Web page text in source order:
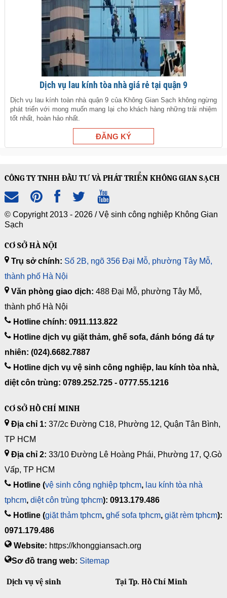
Dịch vụ lau kính tòa nhà giá rẻ tại quận 9
Dịch vụ lau kính toàn nhà quận 9 của Không Gian Sạch không ngừng
phát triển với mong muốn mang lại cho khách hàng những trải nhiệm
tốt nhất, hoàn hảo nhất.
CÔNG TY TNHH ĐẦU TƯ VÀ PHÁT TRIỂN KHÔNG GIAN SẠCH
© Copyright 2013 - 2026 /Vệ sinh công nghiệp Không Gian
Sạch
CƠ SỞ HÀ NỘI
Trụ sở chính: Số 2B, ngõ 356 Đại Mỗ, phường Tây Mỗ,
thành phố Hà Nội
Văn phòng giao dịch: 488 Đại Mỗ, phường Tây Mỗ,
thành phố Hà Nội
Hotline chính: 0911.113.822
Hotline dịch vụ giặt thảm, ghế sofa, đánh bóng đá tự
nhiên: (024).6682.7887
Hotline dịch vụ vệ sinh công nghiệp, lau kính tòa nhà,
diệt côn trùng: 0789.252.725 - 0777.55.1216
CƠ SỞ HỒ CHÍ MINH
Địa chỉ 1: 37/2c Đường C18, Phường 12, Quận Tân Bình,
TP HCM
Địa chỉ 2: 33/10 Đường Lê Hoàng Phái, Phường 17, Q.Gò
Vấp, TP HCM
Hotline (vệ sinh công nghiệp tphcm, lau kính tòa nhà
tphcm, diệt côn trùng tphcm): 0913.179.486
Hotline (giặt thảm tphcm, ghế sofa tphcm, giặt rèm tphcm):
0971.179.486
Website: https://khonggiansach.org
Sơ đồ trang web: Sitemap
Dịch vụ vệ sinh Tại Tp. Hồ Chí Minh